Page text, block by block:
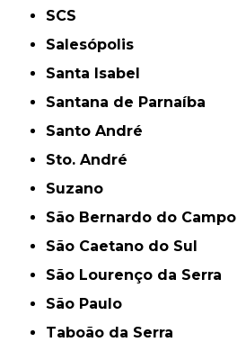
SCS
Salesópolis
Santa Isabel
Santana de Parnaíba
Santo André
Sto. André
Suzano
São Bernardo do Campo
São Caetano do Sul
São Lourenço da Serra
São Paulo
Taboão da Serra